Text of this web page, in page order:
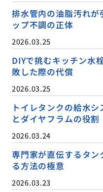
排水管内の油脂汚れ
ップ不調の正体
2026.03.25
DIYで挑むキッチン水
敗した際の代償
2026.03.25
トイレタンクの給水
とダイヤフラムの役割
2026.03.24
専門家が直伝するタ
る方法の極意
2026.03.23